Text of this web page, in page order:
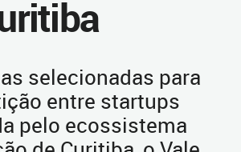
selecionadas para
entre startups
pelo ecossistema